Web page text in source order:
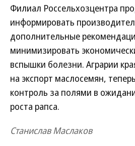
Филиал Россельхозцентра
информировать
дополнительные
минимизировать
вспышки болезни. Аграрии
на экспорт маслосемян,
контроль за полями в
роста рапса.
Станислав Маслаков